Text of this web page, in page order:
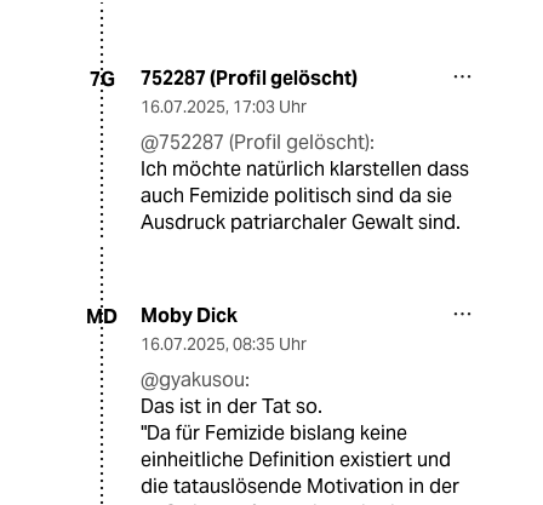
7G 752287 (Profil gelöscht)
16.07.2025, 17:03 Uhr
@752287 (Profil gelöscht):
Ich möchte natürlich klarstellen dass
auch Femizide politisch sind da sie
Ausdruck patriarchaler Gewalt sind.
MD Moby Dick
16.07.2025, 08:35 Uhr
@gyakusou:
Das ist in der Tat so.
"Da für Femizide bislang keine
einheitliche Definition existiert und
die tatauslösende Motivation in der